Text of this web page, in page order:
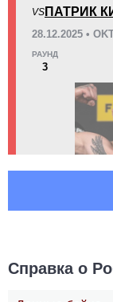
VS ПАТРИК
28.12.2025 •
РАУНД
3
Справка о